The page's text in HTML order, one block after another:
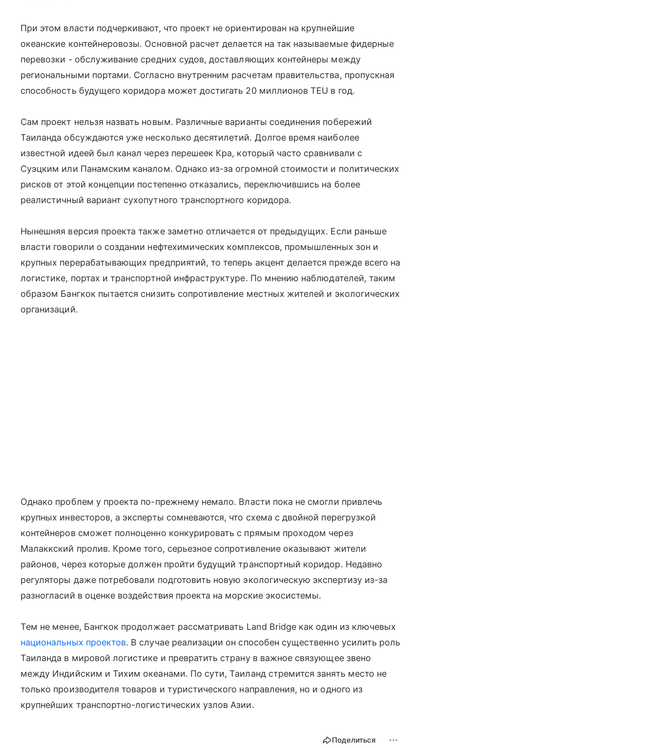
При этом власти подчеркивают, что проект не ориентирован на крупнейшие
океанские контейнеровозы. Основной расчет делается на так называемые фидерные
перевозки - обслуживание средних судов, доставляющих контейнеры между
региональными портами. Согласно внутренним расчетам правительства, пропускная
способность будущего коридора может достигать 20 миллионов TEU в год.
Сам проект нельзя назвать новым. Различные варианты соединения побережий
Таиланда обсуждаются уже несколько десятилетий. Долгое время наиболее
известной идеей был канал через перешеек Кра, который часто сравнивали с
Суэцким или Панамским каналом. Однако из-за огромной стоимости и политических
рисков от этой концепции постепенно отказались, переключившись на более
реалистичный вариант сухопутного транспортного коридора.
Нынешняя версия проекта также заметно отличается от предыдущих. Если раньше
власти говорили о создании нефтехимических комплексов, промышленных зон и
крупных перерабатывающих предприятий, то теперь акцент делается прежде всего на
логистике, портах и транспортной инфраструктуре. По мнению наблюдателей, таким
образом Бангкок пытается снизить сопротивление местных жителей и экологических
организаций.
Однако проблем у проекта по-прежнему немало. Власти пока не смогли привлечь
крупных инвесторов, а эксперты сомневаются, что схема с двойной перегрузкой
контейнеров сможет полноценно конкурировать с прямым проходом через
Малаккский пролив. Кроме того, серьезное сопротивление оказывают жители
районов, через которые должен пройти будущий транспортный коридор. Недавно
регуляторы даже потребовали подготовить новую экологическую экспертизу из-за
разногласий в оценке воздействия проекта на морские экосистемы.
Тем не менее, Бангкок продолжает рассматривать Land Bridge как один из ключевых
национальных проектов. В случае реализации он способен существенно усилить роль
Таиланда в мировой логистике и превратить страну в важное связующее звено
между Индийским и Тихим океанами. По сути, Таиланд стремится занять место не
только производителя товаров и туристического направления, но и одного из
крупнейших транспортно-логистических узлов Азии.
Поделиться